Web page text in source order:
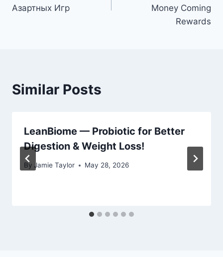
Азартных Игр
Money Coming
Rewards
Similar Posts
LeanBiome — Probiotic for Better
Digestion & Weight Loss!
By Jamie Taylor May 28, 2026